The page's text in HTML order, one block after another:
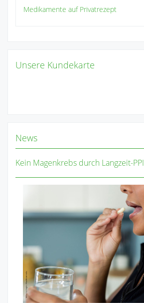
Medikamente auf Privatrezept
Unsere Kundekarte
News
Kein Magenkrebs durch Langzeit-PPI